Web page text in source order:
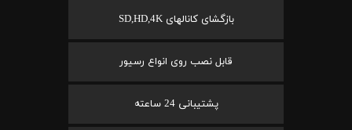
بازگشای کانالهای SD,HD,4K
قابل نصب روی انواع رسیور
پشتیبانی 24 ساعته